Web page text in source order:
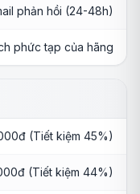
phản hồi (24-48h)
phức tạp của hãng
(Tiết kiệm 45%)
(Tiết kiệm 44%)